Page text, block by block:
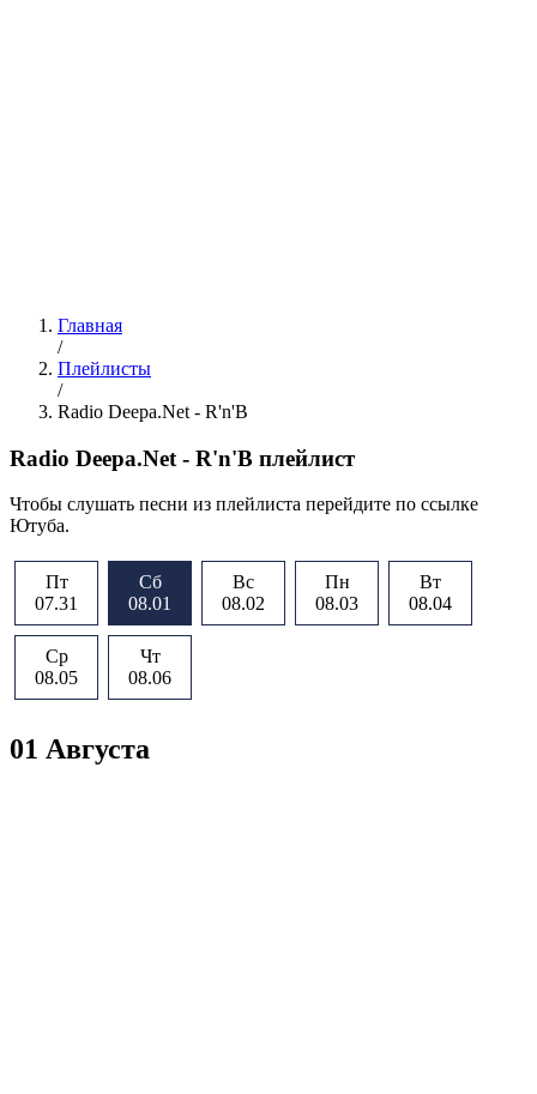
Главная
/
Плейлисты
/
Radio Deepa.Net - R'n'B
Radio Deepa.Net - R'n'B плейлист
Чтобы слушать песни из плейлиста перейдите по ссылке
Ютуба.
Пт
07.31
Сб
08.01
Вс
08.02
Пн
08.03
Вт
08.04
Ср
08.05
Чт
08.06
01 Августа